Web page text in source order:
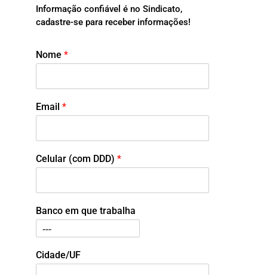
Informação confiável é no Sindicato,
cadastre-se para receber informações!
Nome *
Email *
Celular (com DDD) *
Banco em que trabalha
Cidade/UF